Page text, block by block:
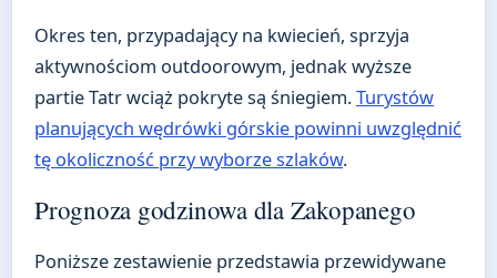
Okres ten, przypadający na kwiecień, sprzyja
aktywnościom outdoorowym, jednak wyższe
partie Tatr wciąż pokryte są śniegiem.Turystów
planujących wędrówki górskie powinni uwzględnić
tę okoliczność przy wyborze szlaków.
Prognoza godzinowa dla Zakopanego
Poniższe zestawienie przedstawia przewidywane